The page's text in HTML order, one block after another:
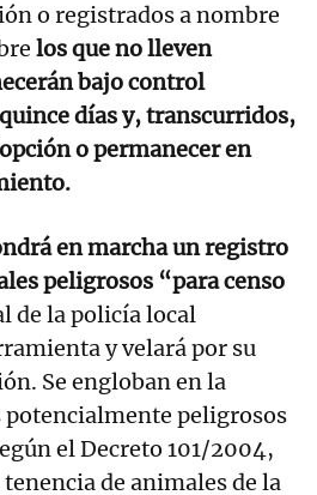
o registrados a nombre
los que no lleven
bajo control
días y, transcurridos,
o permanecer en
en marcha un registro
peligrosos “para censo
de la policía local
y velará por su
Se engloban en la
potencialmente peligrosos
el Decreto 101/2004,
de animales de la